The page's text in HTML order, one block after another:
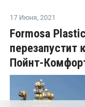
17 Июня, 2021
Formosa
перезапустит
Пойнт-